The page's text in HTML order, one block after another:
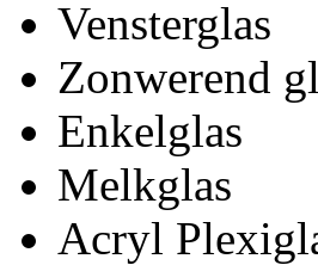
Vensterglas
Zonwerend
Enkelglas
Melkglas
Acryl